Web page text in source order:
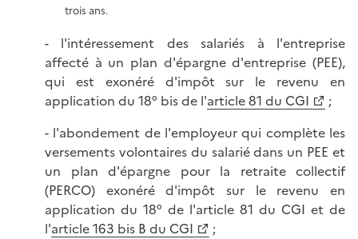
trois ans.
- l'intéressement des salariés à l'entreprise
affecté à un plan d'épargne d'entreprise (PEE),
qui est exonéré d'impôt sur le revenu en
application du 18° bis de l'article 81 du CGI
;
- l'abondement de l'employeur qui complète les
versements volontaires du salarié dans un PEE et
un plan d'épargne pour la retraite collectif
(PERCO) exonéré d'impôt sur le revenu en
application du 18° de l'article 81 du CGI et de
l'article 163 bis B du CGI
;